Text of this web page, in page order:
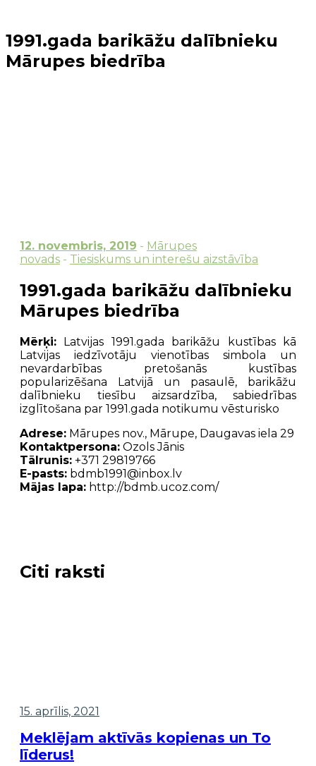
1991.gada barikāžu dalībnieku
Mārupes biedrība
12. novembris, 2019 - Mārupes
novads - Tiesiskums un interešu aizstāvība
1991.gada barikāžu dalībnieku
Mārupes biedrība
Mērķi: Latvijas 1991.gada barikāžu kustības kā
Latvijas iedzīvotāju vienotības simbola un
nevardarbības pretošanās kustības
popularizēšana Latvijā un pasaulē, barikāžu
dalībnieku tiesību aizsardzība, sabiedrības
izglītošana par 1991.gada notikumu vēsturisko
Adrese: Mārupes nov., Mārupe, Daugavas iela 29
Kontaktpersona: Ozols Jānis
Tālrunis: +371 29819766
E-pasts: bdmb1991@inbox.lv
Mājas lapa: http://bdmb.ucoz.com/
Citi raksti
15. aprīlis, 2021
Meklējam aktīvās kopienas un To
līderus!